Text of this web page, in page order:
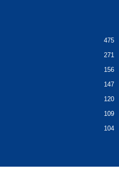
475
271
156
147
120
109
104